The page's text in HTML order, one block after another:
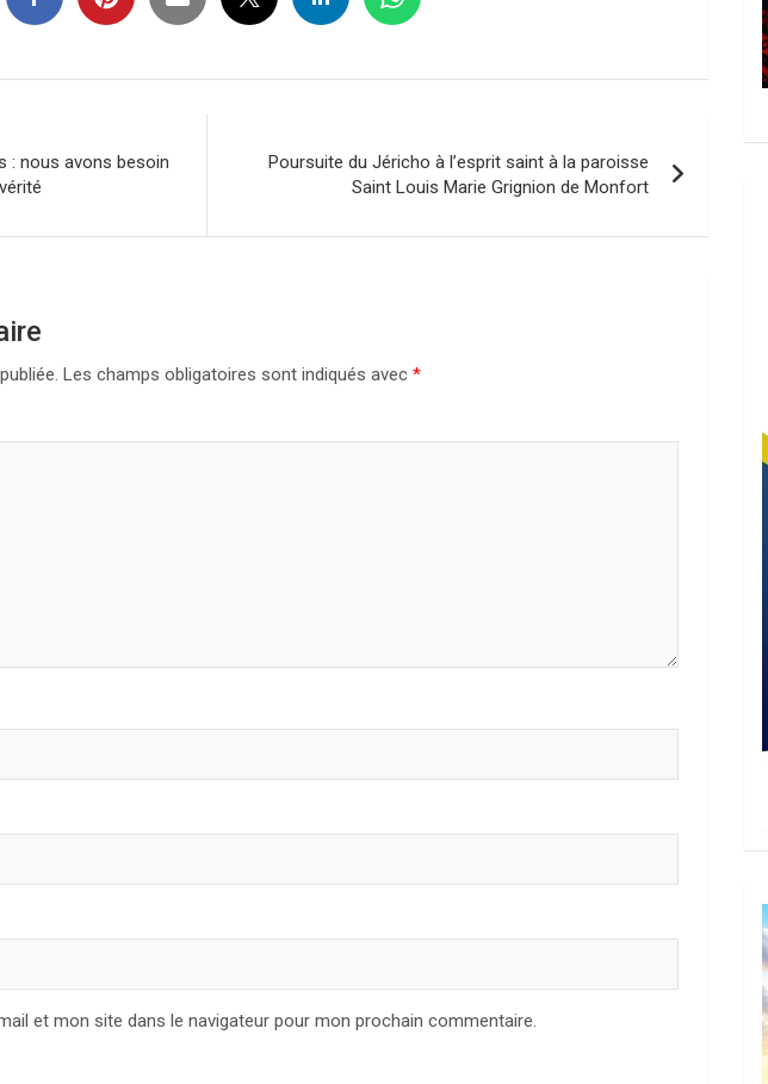
: nous avons besoin
Poursuite du Jéricho à l’esprit saint à la paroisse
Saint Louis Marie Grignion de Monfort
Les champs obligatoires sont indiqués avec *
et mon site dans le navigateur pour mon prochain commentaire.